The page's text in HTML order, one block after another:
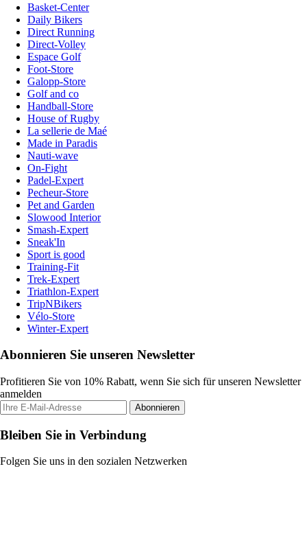
Basket-Center
Daily Bikers
Direct Running
Direct-Volley
Espace Golf
Foot-Store
Galopp-Store
Golf and co
Handball-Store
House of Rugby
La sellerie de Maé
Made in Paradis
Nauti-wave
On-Fight
Padel-Expert
Pecheur-Store
Pet and Garden
Slowood Interior
Smash-Expert
Sneak'In
Sport is good
Training-Fit
Trek-Expert
Triathlon-Expert
TripNBikers
Vélo-Store
Winter-Expert
Abonnieren Sie unseren Newsletter
Profitieren Sie von 10% Rabatt, wenn Sie sich für unseren Newsletter
anmelden
Abonnieren
Bleiben Sie in Verbindung
Folgen Sie uns in den sozialen Netzwerken